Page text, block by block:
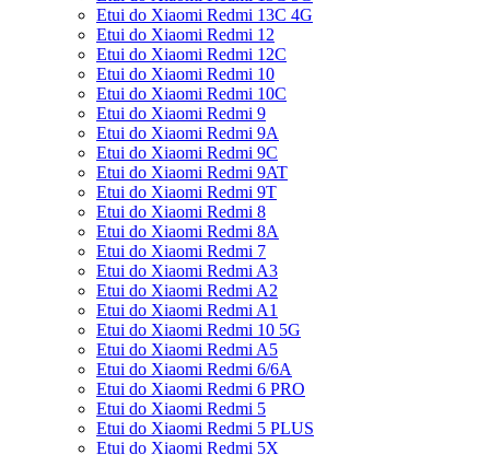
Etui do Xiaomi Redmi 13C 4G
Etui do Xiaomi Redmi 12
Etui do Xiaomi Redmi 12C
Etui do Xiaomi Redmi 10
Etui do Xiaomi Redmi 10C
Etui do Xiaomi Redmi 9
Etui do Xiaomi Redmi 9A
Etui do Xiaomi Redmi 9C
Etui do Xiaomi Redmi 9AT
Etui do Xiaomi Redmi 9T
Etui do Xiaomi Redmi 8
Etui do Xiaomi Redmi 8A
Etui do Xiaomi Redmi 7
Etui do Xiaomi Redmi A3
Etui do Xiaomi Redmi A2
Etui do Xiaomi Redmi A1
Etui do Xiaomi Redmi 10 5G
Etui do Xiaomi Redmi A5
Etui do Xiaomi Redmi 6/6A
Etui do Xiaomi Redmi 6 PRO
Etui do Xiaomi Redmi 5
Etui do Xiaomi Redmi 5 PLUS
Etui do Xiaomi Redmi 5X